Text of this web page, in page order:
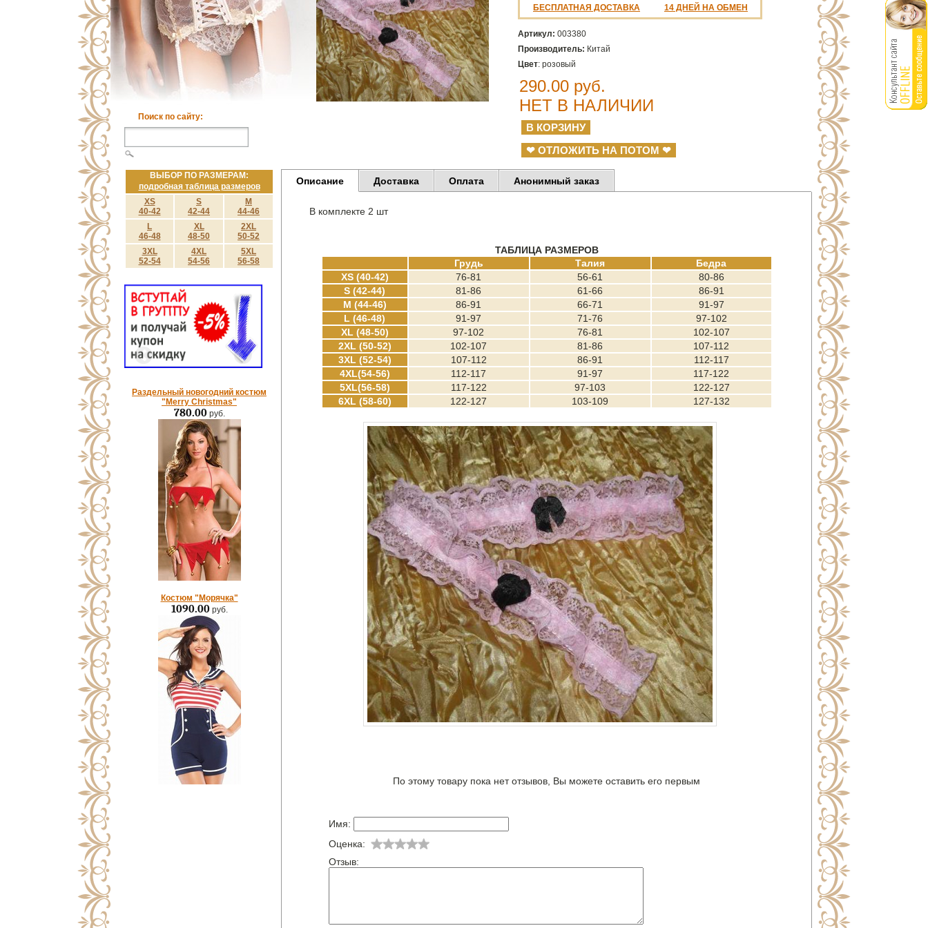
Поиск по сайту:
ВЫБОР ПО РАЗМЕРАМ:
подробная таблица размеров
XS
40-42
S
42-44
M
44-46
L
46-48
XL
48-50
2XL
50-52
3XL
52-54
4XL
54-56
5XL
56-58
Раздельный новогодний костюм
"Merry Christmas"
780.00руб.
Костюм "Морячка"
1090.00руб.
БЕСПЛАТНАЯ ДОСТАВКА 14 ДНЕЙ НА ОБМЕН
Артикул: 003380
Производитель: Китай
Цвет: розовый
290.00руб.
НЕТ В НАЛИЧИИ
❤ ОТЛОЖИТЬ НА ПОТОМ ❤
Описание Доставка Оплата Анонимный заказ
В комплекте 2 шт
ТАБЛИЦА РАЗМЕРОВ
Грудь
Талия
Бедра
XS (40-42)
76-81 56-61
80-86
S (42-44)
81-86 61-66
86-91
M (44-46)
86-91 66-71
91-97
L (46-48)
91-97 71-76
97-102
XL (48-50)
97-102 76-81
102-107
2XL (50-52)
102-107 81-86
107-112
3XL (52-54)
107-112 86-91
112-117
4XL(54-56)
112-117 91-97
117-122
5XL(56-58)
117-122 97-103
122-127
6XL (58-60)
122-127 103-109 127-132
По этому товару пока нет отзывов, Вы можете оставить его первым
Имя:
Оценка:
Отзыв: